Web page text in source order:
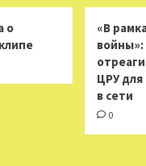
о
«В
ЦРУ для
в сети
0